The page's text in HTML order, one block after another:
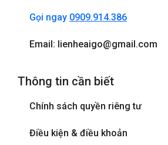
Gọi ngay 0909.914.386
Email: lienheaigo@gmail.com
Thông tin cần biết
Chính sách quyền riêng tư
Điều kiện & điều khoản